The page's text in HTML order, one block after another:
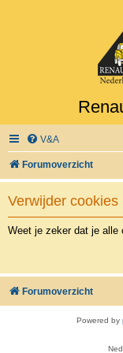
V&A
Forumoverzicht
Verwijder cookies
Weet je zeker dat je alle
Forumoverzicht
Powered by